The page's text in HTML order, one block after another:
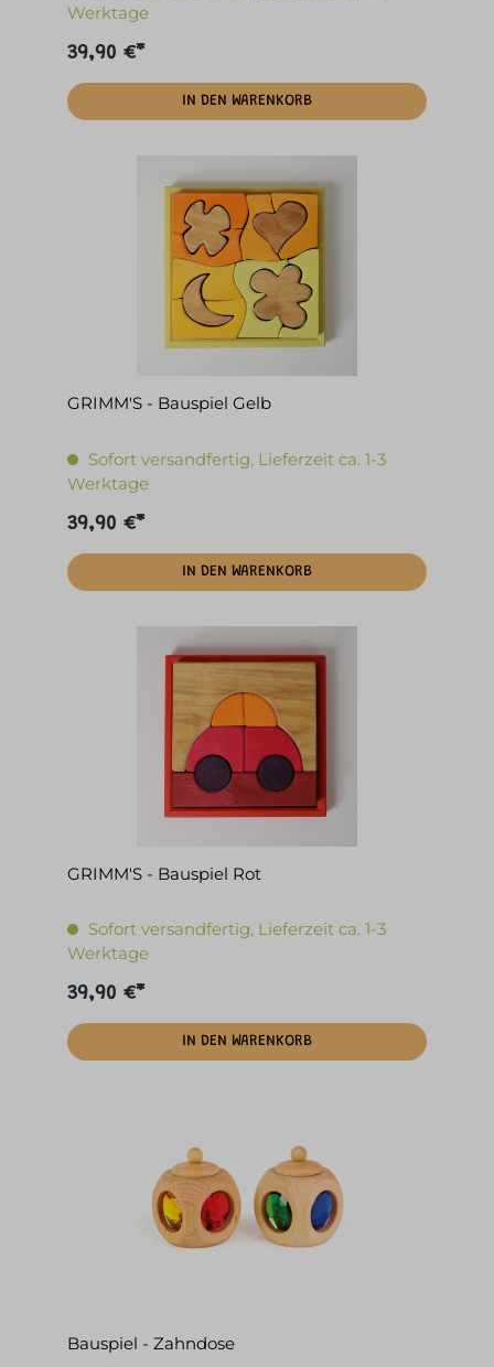
Werktage
39,90 €*
IN DEN WARENKORB
GRIMM'S - Bauspiel Gelb
Sofort versandfertig, Lieferzeit ca. 1-3
Werktage
39,90 €*
IN DEN WARENKORB
GRIMM'S - Bauspiel Rot
Sofort versandfertig, Lieferzeit ca. 1-3
Werktage
39,90 €*
IN DEN WARENKORB
Bauspiel - Zahndose